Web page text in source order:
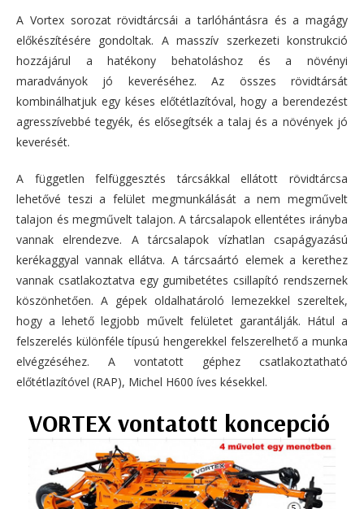
A Vortex sorozat rövidtárcsái a tarlóhántásra és a magágy
előkészítésére gondoltak. A masszív szerkezeti konstrukció
hozzájárul a hatékony behatoláshoz és a növényi
maradványok jó keveréséhez. Az összes rövidtársát
kombinálhatjuk egy késes előtétlazítóval, hogy a berendezést
agresszívebbé tegyék, és elősegítsék a talaj és a növények jó
keverését.
A független felfüggesztés tárcsákkal ellátott rövidtárcsa
lehetővé teszi a felület megmunkálását a nem megművelt
talajon és megművelt talajon. A tárcsalapok ellentétes irányba
vannak elrendezve. A tárcsalapok vízhatlan csapágyazású
kerékaggyal vannak ellátva. A tárcsaártó elemek a kerethez
vannak csatlakoztatva egy gumibetétes csillapító rendszernek
köszönhetően. A gépek oldalhatároló lemezekkel szereltek,
hogy a lehető legjobb művelt felületet garantálják. Hátul a
felszerelés különféle típusú hengerekkel felszerelhető a munka
elvégzéséhez. A vontatott géphez csatlakoztatható
előtétlazítóvel (RAP), Michel H600 íves késekkel.
VORTEX vontatott koncepció